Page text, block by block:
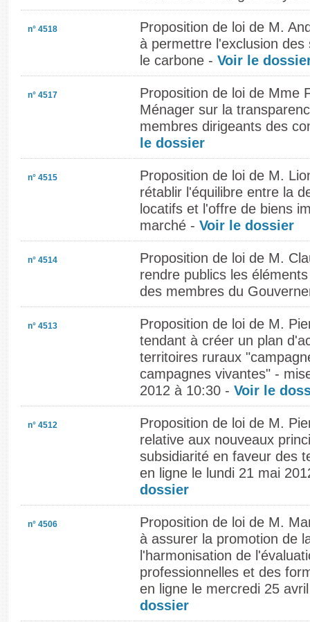
n° 4518
Proposition de loi de M.
à permettre l'exclusion
le carbone - Voir le
n° 4517
Proposition de loi de Mme
Ménager sur la
membres dirigeants des
le dossier
n° 4515
Proposition de loi de M.
rétablir l'équilibre entre la
locatifs et l'offre de biens
marché - Voir le dossier
n° 4514
Proposition de loi de M.
rendre publics les
des membres du
n° 4513
Proposition de loi de M.
tendant à créer un plan
territoires ruraux
campagnes vivantes" -
2012 à 10:30 - Voir le
n° 4512
Proposition de loi de M.
relative aux nouveaux
subsidiarité en faveur des
en ligne le lundi 21 mai
dossier
n° 4506
Proposition de loi de M.
à assurer la promotion de
l'harmonisation de
professionnelles et des
en ligne le mercredi 25
dossier